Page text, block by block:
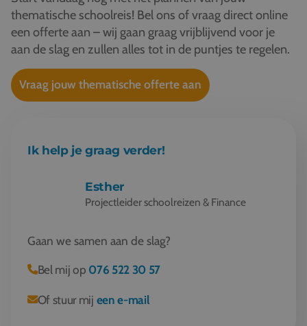
thematische schoolreis! Bel ons of vraag direct online
een offerte aan – wij gaan graag vrijblijvend voor je
aan de slag en zullen alles tot in de puntjes te regelen.
Vraag jouw thematische offerte aan
Ik help je graag verder!
Esther
Projectleider schoolreizen & Finance
Gaan we samen aan de slag?
Bel mij op 076 522 30 57
Of stuur mij een e-mail